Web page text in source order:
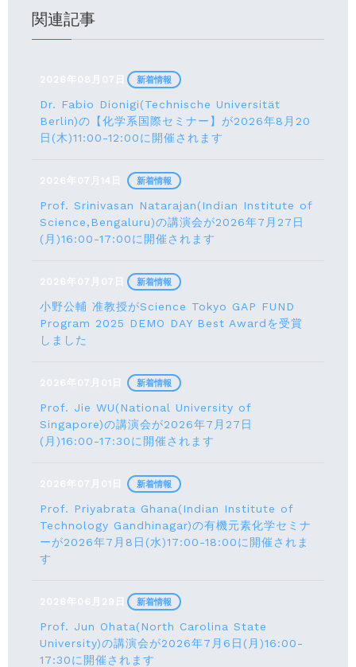
関連記事
2026年08月07日
Dr. Fabio Dionigi(Technische Universität
Berlin)の【化学系国際セミナー】が2026年8⽉20
⽇(⽊)11:00-12:00に開催されます
新着情報
2026年07月14日
Prof. Srinivasan Natarajan(Indian Institute of
Science,Bengaluru)の講演会が2026年7月27⽇
(月)16:00-17:00に開催されます
新着情報
2026年07月07日
小野公輔 准教授がScience Tokyo GAP FUND
Program 2025 DEMO DAY Best Awardを受賞
しました
新着情報
2026年07月01日
Prof. Jie WU(National University of
Singapore)の講演会が2026年7月27日
(月)16:00-17:30に開催されます
新着情報
2026年07月01日
Prof. Priyabrata Ghana(Indian Institute of
Technology Gandhinagar)の有機元素化学セミナ
ーが2026年7月8日(水)17:00-18:00に開催されま
す
新着情報
2026年06月29日
Prof. Jun Ohata(North Carolina State
University)の講演会が2026年7月6日(月)16:00-
17:30に開催されます
新着情報